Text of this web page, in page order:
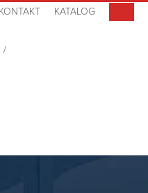
KONTAKT KATALOG